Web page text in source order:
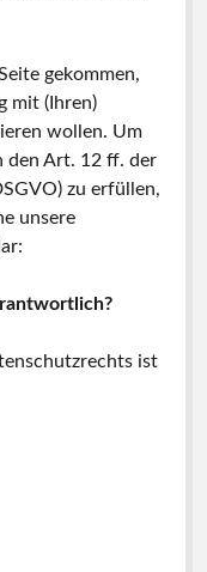
gekommen,
mit (Ihren)
wollen. Um
den Art. 12 ff. der
zu erfüllen,
unsere
ist